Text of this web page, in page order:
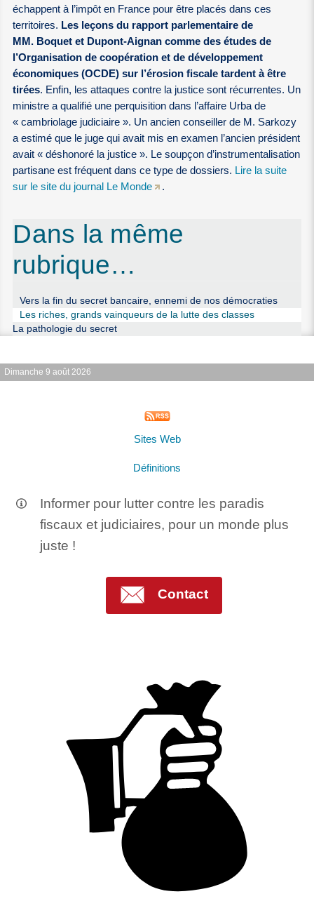
échappent à l’impôt en France pour être placés dans ces
territoires. Les leçons du rapport parlementaire de
MM. Boquet et Dupont-Aignan comme des études de
l’Organisation de coopération et de développement
économiques (OCDE) sur l’érosion fiscale tardent à être
tirées. Enfin, les attaques contre la justice sont récurrentes. Un
ministre a qualifié une perquisition dans l’affaire Urba de
« cambriolage judiciaire ». Un ancien conseiller de M. Sarkozy
a estimé que le juge qui avait mis en examen l’ancien président
avait « déshonoré la justice ». Le soupçon d’instrumentalisation
partisane est fréquent dans ce type de dossiers. Lire la suite
sur le site du journal Le Monde
.
Dans la même
rubrique…
Vers la fin du secret bancaire, ennemi de nos démocraties
Les riches, grands vainqueurs de la lutte des classes
La pathologie du secret
Dimanche 9 août 2026
Sites Web
Définitions
Informer pour lutter contre les paradis
fiscaux et judiciaires, pour un monde plus
juste !
Contact